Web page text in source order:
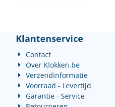
Klantenservice
Contact
Over Klokken.be
Verzendinformatie
Voorraad - Levertijd
Garantie - Service